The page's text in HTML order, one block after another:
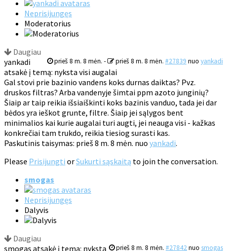
Neprisijungęs
Moderatorius
Daugiau
prieš 8 m. 8 mėn. - prieš 8 m. 8 mėn. #27839 nuo yankadi
yankadi
atsakė į temą: nyksta visi augalai
Gal stovi prie bazinio vandens koks durnas daiktas? Pvz.
druskos filtras? Arba vandenyje šimtai ppm azoto junginių?
Šiaip ar taip reikia išsiaiškinti koks bazinis vanduo, tada jei dar
bėdos yra ieškot grunte, filtre. Šiaip jei sąlygos bent
minimalios kai kurie augalai turi augti, jei neauga visi - kažkas
konkrečiai tam trukdo, reikia tiesiog surasti kas.
Paskutinis taisymas: prieš 8 m. 8 mėn. nuo yankadi.
Please Prisijungti orSukurti sąskaitą to join the conversation.
smogas
Neprisijungęs
Dalyvis
Daugiau
prieš 8 m. 8 mėn. #27842nuo smogas
smogas atsakė į temą: nyksta